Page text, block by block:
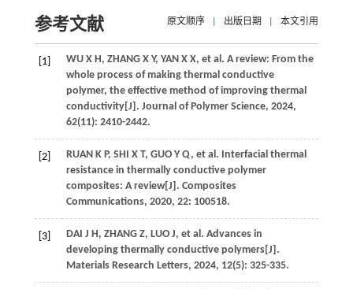
参考文献 原文顺序 出版日期 本文引用
[1] WU X H, ZHANG X Y, YAN X X, et al. A review: From the
whole process of making thermal conductive
polymer, the effective method of improving thermal
conductivity[J]. Journal of Polymer Science, 2024,
62(11): 2410-2442.
[2] RUAN K P, SHI X T, GUO Y Q, et al. Interfacial thermal
resistance in thermally conductive polymer
composites: A review[J]. Composites
Communications, 2020, 22: 100518.
[3] DAI J H, ZHANG Z, LUO J, et al. Advances in
developing thermally conductive polymers[J].
Materials Research Letters, 2024, 12(5): 325-335.